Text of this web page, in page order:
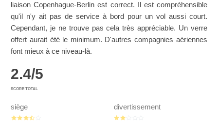
liaison Copenhague-Berlin est correct. Il est compréhensible
qu'il n'y ait pas de service à bord pour un vol aussi court.
Cependant, je ne trouve pas cela très appréciable. Un verre
offert aurait été le minimum. D'autres compagnies aériennes
font mieux à ce niveau-là.
siège divertissement
2.4/5
SCORE TOTAL